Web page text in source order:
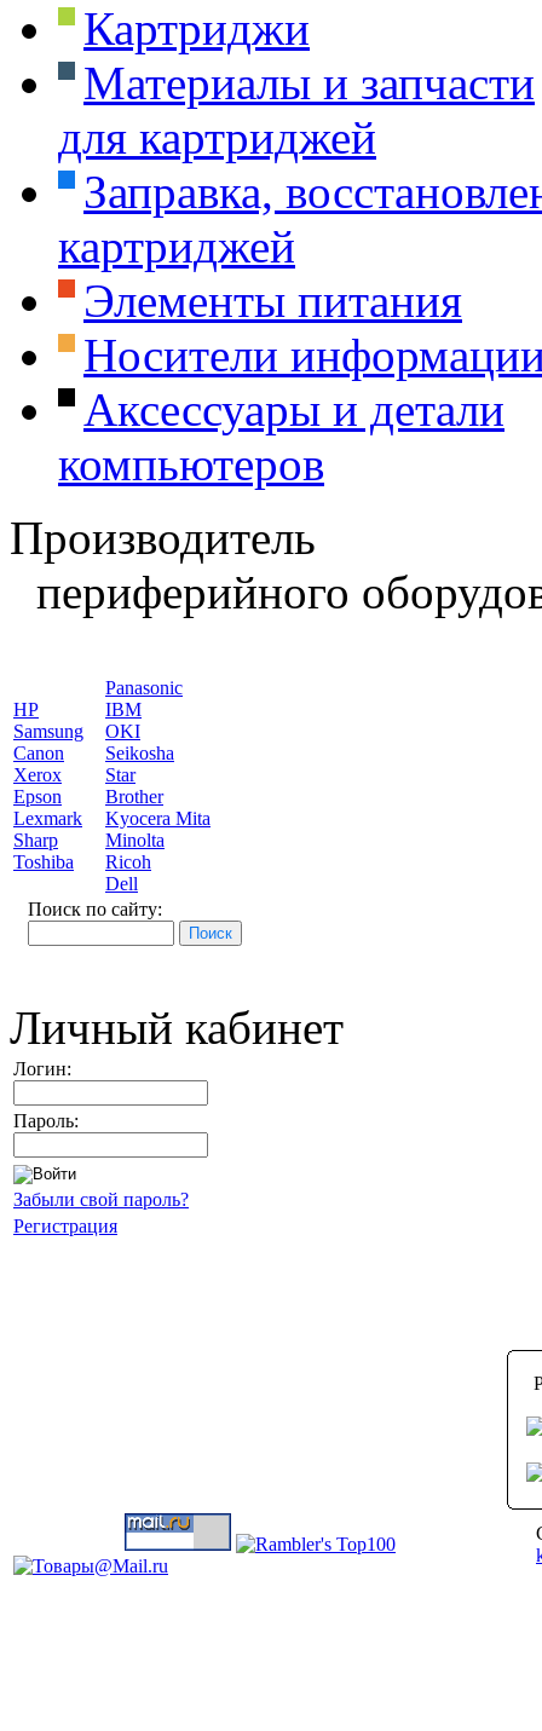
Картриджи
Материалы и запчасти
для картриджей
Заправка,
картриджей
Элементы питания
Носители
Аксессуары и детали
компьютеров
Производитель
периферийного
HP
Samsung
Canon
Xerox
Epson
Lexmark
Sharp
Toshiba
Panasonic
IBM
OKI
Seikosha
Star
Brother
Kyocera Mita
Minolta
Ricoh
Dell
Поиск по сайту:
Личный кабинет
Логин:
Пароль:
Забыли свой пароль?
Регистрация